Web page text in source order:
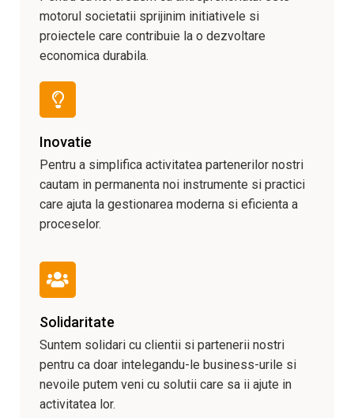
motorul societatii sprijinim initiativele si
proiectele care contribuie la o dezvoltare
economica durabila.
Inovatie
Pentru a simplifica activitatea partenerilor nostri
cautam in permanenta noi instrumente si practici
care ajuta la gestionarea moderna si eficienta a
proceselor.
Solidaritate
Suntem solidari cu clientii si partenerii nostri
pentru ca doar intelegandu-le business-urile si
nevoile putem veni cu solutii care sa ii ajute in
activitatea lor.